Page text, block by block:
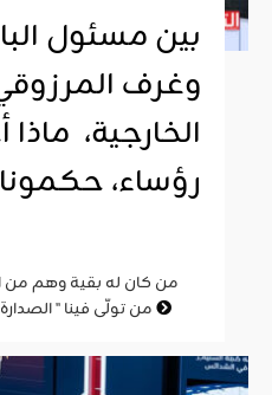
بين مسئول
وغرف
الخارجية،
رؤساء،
من تولّى فينا "